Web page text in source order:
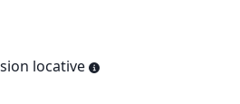
locative